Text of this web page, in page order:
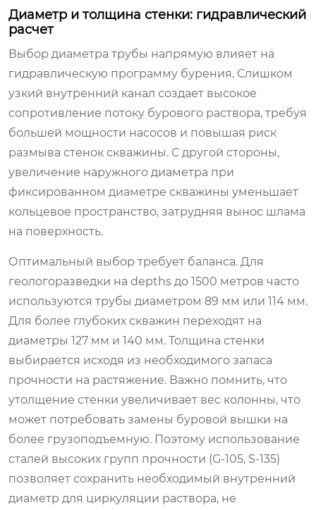
Диаметр и толщина стенки: гидравлический
расчет
Выбор диаметра трубы напрямую влияет на
гидравлическую программу бурения. Слишком
узкий внутренний канал создает высокое
сопротивление потоку бурового раствора, требуя
большей мощности насосов и повышая риск
размыва стенок скважины. С другой стороны,
увеличение наружного диаметра при
фиксированном диаметре скважины уменьшает
кольцевое пространство, затрудняя вынос шлама
на поверхность.
Оптимальный выбор требует баланса. Для
геологоразведки на depths до 1500 метров часто
используются трубы диаметром 89 мм или 114 мм.
Для более глубоких скважин переходят на
диаметры 127 мм и 140 мм. Толщина стенки
выбирается исходя из необходимого запаса
прочности на растяжение. Важно помнить, что
утолщение стенки увеличивает вес колонны, что
может потребовать замены буровой вышки на
более грузоподъемную. Поэтому использование
сталей высоких групп прочности (G-105, S-135)
позволяет сохранить необходимый внутренний
диаметр для циркуляции раствора, не